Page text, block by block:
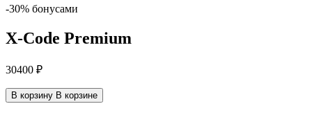
-30% бонусами
X-Code Premium
30400 ₽
В корзину В корзине